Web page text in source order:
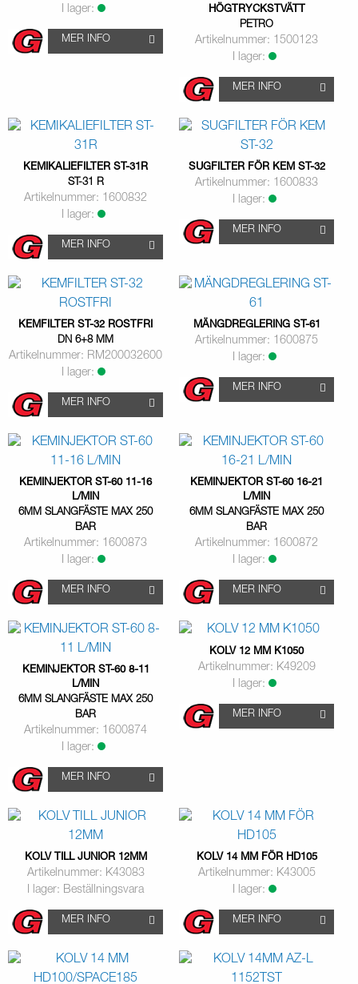
I lager:
MER INFO
HÖGTRYCKSTVÄTT
PETRO
Artikelnummer: 1500123
I lager:
MER INFO
KEMIKALIEFILTER ST-31R
ST-31 R
Artikelnummer: 1600832
I lager:
MER INFO
SUGFILTER FÖR KEM ST-32
Artikelnummer: 1600833
I lager:
MER INFO
KEMFILTER ST-32 ROSTFRI
DN 6+8 MM
Artikelnummer: RM200032600
I lager:
MER INFO
MÄNGDREGLERING ST-61
Artikelnummer: 1600875
I lager:
MER INFO
KEMINJEKTOR ST-60 11-16
L/MIN
6MM SLANGFÄSTE MAX 250
BAR
Artikelnummer: 1600873
I lager:
MER INFO
KEMINJEKTOR ST-60 16-21
L/MIN
6MM SLANGFÄSTE MAX 250
BAR
Artikelnummer: 1600872
I lager:
MER INFO
KEMINJEKTOR ST-60 8-11
L/MIN
6MM SLANGFÄSTE MAX 250
BAR
Artikelnummer: 1600874
I lager:
MER INFO
KOLV 12 MM K1050
Artikelnummer: K49209
I lager:
MER INFO
KOLV TILL JUNIOR 12MM
Artikelnummer: K43083
I lager: Beställningsvara
MER INFO
KOLV 14 MM FÖR HD105
Artikelnummer: K43005
I lager:
MER INFO